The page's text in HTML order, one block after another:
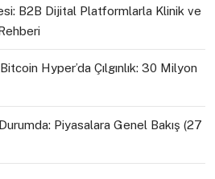
B2B Dijital Platformlarla Klinik ve
Hyper’da Çılgınlık: 30 Milyon
Piyasalara Genel Bakış (27